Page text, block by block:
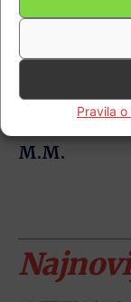
Pravila
Barbara Matić
mjestom u
bodova
judašicama
M.M.